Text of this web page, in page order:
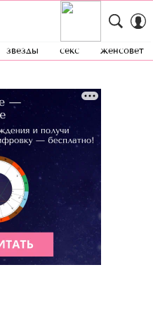
звезды секс женсовет